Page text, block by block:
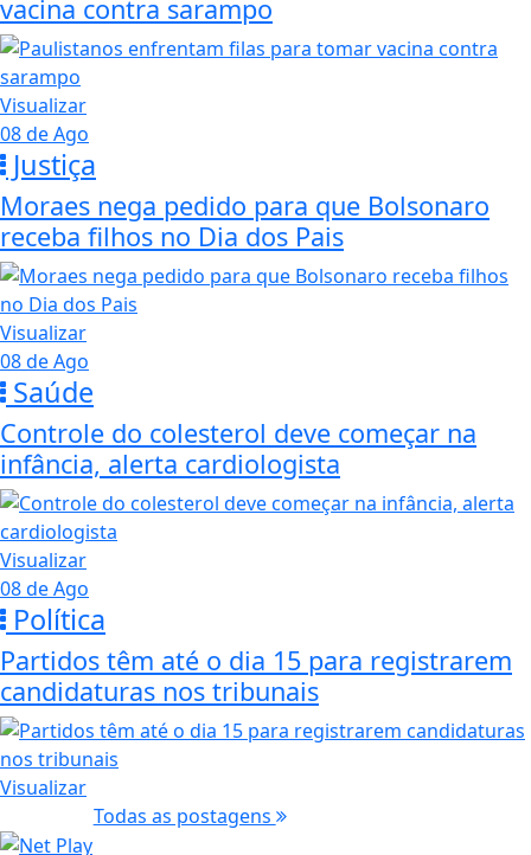
vacina contra sarampo
Visualizar
08 de Ago
Justiça
Moraes nega pedido para que Bolsonaro
receba filhos no Dia dos Pais
Visualizar
08 de Ago
Saúde
Controle do colesterol deve começar na
infância, alerta cardiologista
Visualizar
08 de Ago
Política
Partidos têm até o dia 15 para registrarem
candidaturas nos tribunais
Visualizar
Todas as postagens